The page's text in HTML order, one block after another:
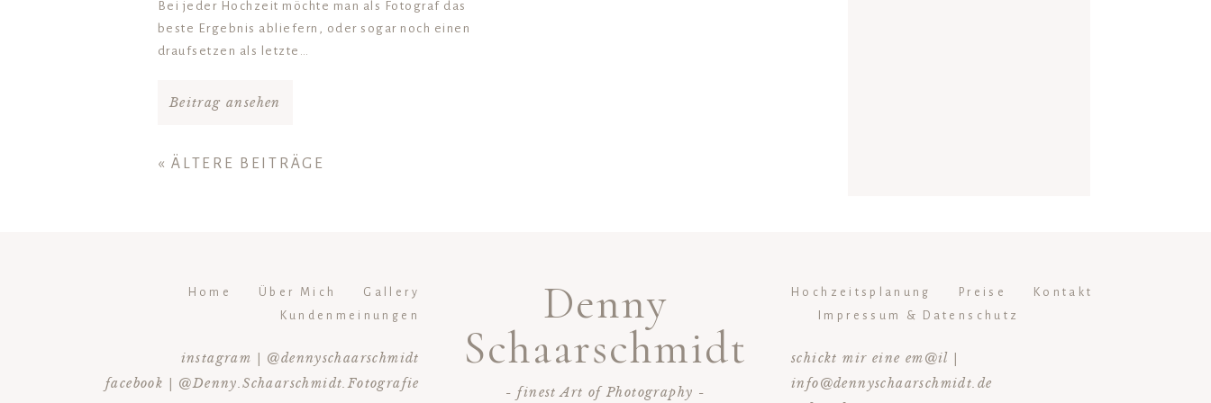
Bei jeder Hochzeit möchte man als Fotograf das
beste Ergebnis abliefern, oder sogar noch einen
draufsetzen als letzte…
Beitrag ansehen
« ÄLTERE BEITRÄGE
Home Über Mich
Gallery
Kundenmeinungen
instagram | @dennyschaarschmidt
facebook | @Denny.Schaarschmidt.Fotografie
Denny
Schaarschmidt
- finest Art of Photography -
Hochzeitsplanung Preise
Kontakt
Impressum & Datenschutz
schickt mir eine em@il |
info@dennyschaarschmidt.de